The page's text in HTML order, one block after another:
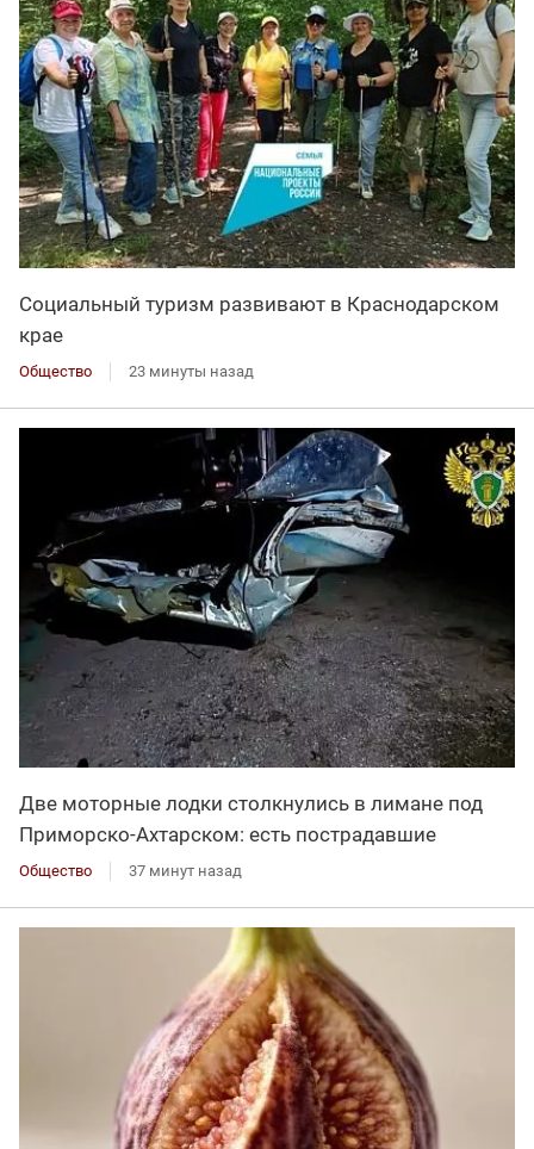
Социальный туризм развивают в Краснодарском
крае
Общество 23 минуты назад
Две моторные лодки столкнулись в лимане под
Приморско-Ахтарском: есть пострадавшие
Общество 37 минут назад